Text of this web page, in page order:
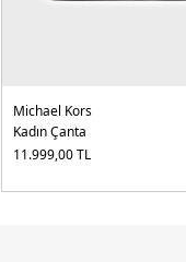
Michael Kors
Kadın Çanta
11.999,00TL